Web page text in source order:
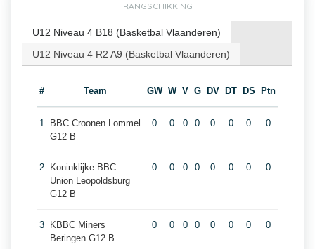
RANGSCHIKKING
U12 Niveau 4 B18 (Basketbal Vlaanderen)
U12 Niveau 4 R2 A9 (Basketbal Vlaanderen)
# Team GW W V G DV DT DS Ptn
1
BBC Croonen Lommel
G12 B
0 0 0 0 0 0 0 0
2
Koninklijke BBC
Union Leopoldsburg
G12 B
0 0 0 0 0 0 0 0
3
KBBC Miners
Beringen G12 B
0 0 0 0 0 0 0 0